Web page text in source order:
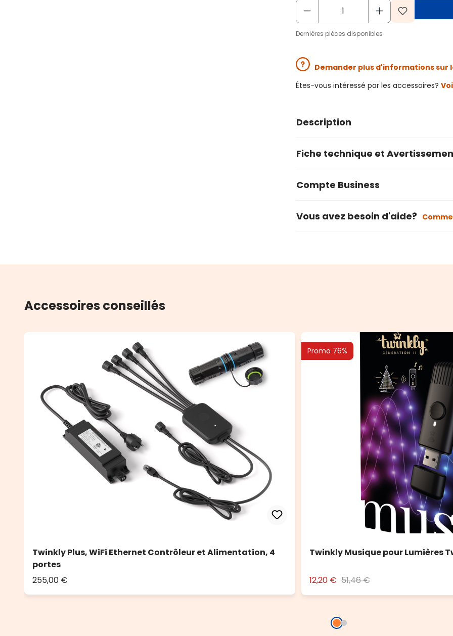
Dernières pièces disponibles
Demander plus d'informations sur
Êtes-vous intéressé par les accessoires?
Description
Fiche technique et
Compte Business
Vous avez besoin d'aide?
Accessoires conseillés
Twinkly Plus, WiFi Ethernet Contrôleur et Alimentation, 4
portes
255,00 €
Promo 76%
Twinkly Musique pour Lumières
12,20 € 51,46 €